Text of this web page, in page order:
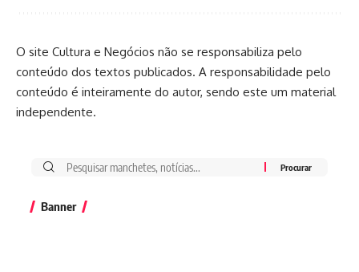
O site Cultura e Negócios não se responsabiliza pelo
conteúdo dos textos publicados. A responsabilidade pelo
conteúdo é inteiramente do autor, sendo este um material
independente.
Banner